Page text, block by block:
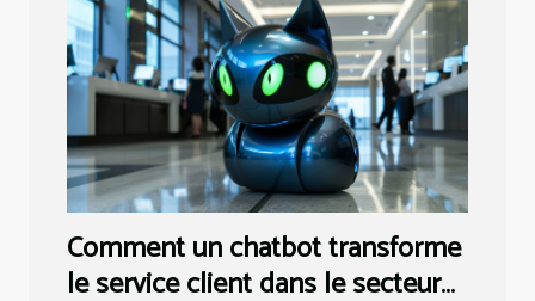
Comment un chatbot transforme
le service client dans le secteur